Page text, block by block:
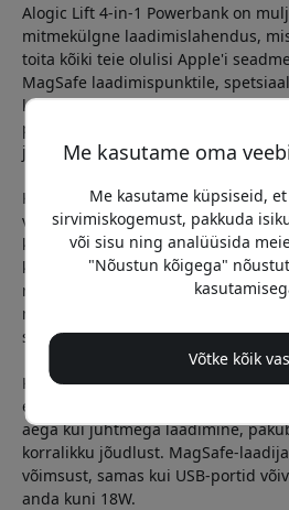
Alogic Lift 4-in-1 Powerbank on
mitmekülgne laadimislahendus,
toita kõiki teie olulisi Apple'i
MagSafe laadimispunktile,
laadijale, USB-A pordile vanemate
pordile kaasaegsete vidinate jaoks
jaoks olemas, ükskõik mida sa ka ei
Kuigi 10 000 mAh mahutavus võib
võrreldes tänapäeva telefonide
kompenseerib selle oma
kaasaskantava disainiga.
mugavat laadimist videokõnede ajal
magnetrõngad tagavad ühilduvuse
seadmetega.
Kuigi laadimiskiirused võivad
erineda, kusjuures Qi juhtmevaba
aega kui juhtmega laadimine,
korralikku jõudlust. MagSafe-
võimsust, samas kui USB-portid
anda kuni 18W.
Me kasutame oma
Me kasutame küpsiseid,
sirvimiskogemust, pakkuda
või sisu ning analüüsida
"Nõustun kõigega"
Võtke kõik